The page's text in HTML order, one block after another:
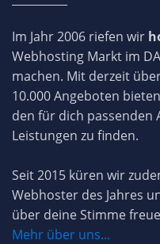
Im Jahr 2006 riefen wir
Webhosting Markt im
machen. Mit derzeit
10.000 Angeboten
den für dich passenden
Leistungen zu finden.
Seit 2015 küren wir
Webhoster des Jahres
über deine Stimme
Mehr über uns...